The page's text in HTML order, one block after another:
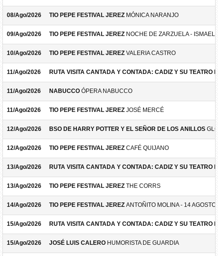
08/Ago/2026 TIO PEPE FESTIVAL JEREZ MÓNICA NARANJO
09/Ago/2026 TIO PEPE FESTIVAL JEREZ NOCHE DE ZARZUELA -
10/Ago/2026 TIO PEPE FESTIVAL JEREZ VALERIA CASTRO
11/Ago/2026 RUTA VISITA CANTADA Y CONTADA: CADIZ Y SU TEATRO
11/Ago/2026 NABUCCO ÓPERA NABUCCO
11/Ago/2026 TIO PEPE FESTIVAL JEREZ JOSÉ MERCÉ
12/Ago/2026 BSO DE HARRY POTTER Y EL SEÑOR DE LOS ANILLOS
12/Ago/2026 TIO PEPE FESTIVAL JEREZ CAFÉ QUIJANO
13/Ago/2026 RUTA VISITA CANTADA Y CONTADA: CADIZ Y SU TEATRO
13/Ago/2026 TIO PEPE FESTIVAL JEREZ THE CORRS
14/Ago/2026 TIO PEPE FESTIVAL JEREZ ANTOÑITO MOLINA - 14 AGOSTO
15/Ago/2026 RUTA VISITA CANTADA Y CONTADA: CADIZ Y SU TEATRO
15/Ago/2026 JOSÉ LUIS CALERO HUMORISTA DE GUARDIA